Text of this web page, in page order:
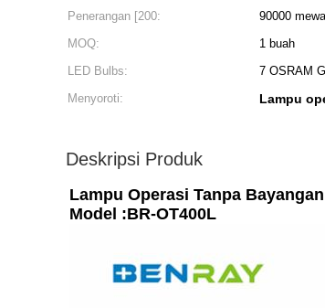
Penerangan [200:
90000
MOQ:
1 buah
LED Bulbs:
7 OSRAM
Menyoroti:
Lampu
Deskripsi Produk
Lampu Operasi Tanpa
Model :BR-OT400L